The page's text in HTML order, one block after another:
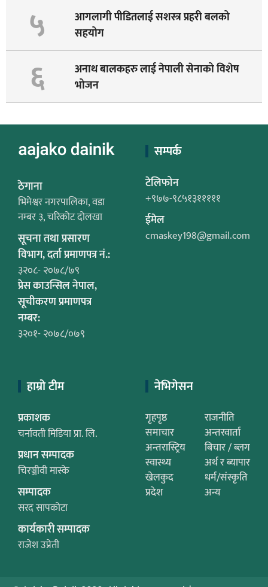
५
आगलागी पीडितलाई सशस्त्र प्रहरी बलको
सहयोग
६
अनाथ बालकहरु लाई नेपाली सेनाको विशेष
भोजन
ठेगाना
भिमेश्वर नगरपालिका, वडा
नम्बर ३, चरिकोट दोलखा
सूचना तथा प्रसारण
विभाग, दर्ता प्रमाणपत्र नं.:
३२०८- २०७८/७९
प्रेस काउन्सिल नेपाल,
सूचीकरण प्रमाणपत्र
नम्बर:
३२०१- २०७८/०७९
सम्पर्क
टेलिफोन
+९७७-९८५१३१११११
ईमेल
cmaskey198@gmail.com
हाम्रो टीम
प्रकाशक
चर्नावती मिडिया प्रा. लि.
प्रधान सम्पादक
चिरञ्जीवी मास्के
सम्पादक
सरद सापकोटा
कार्यकारी सम्पादक
राजेश उप्रेती
नेभिगेसन
गृहपृष्ठ
राजनीति
समाचार
अन्तरवार्ता
अन्तरास्ट्रिय
बिचार / ब्लग
स्वास्थ्य
अर्थ र ब्यापार
खेलकुद
धर्म/संस्कृति
प्रदेश
अन्य